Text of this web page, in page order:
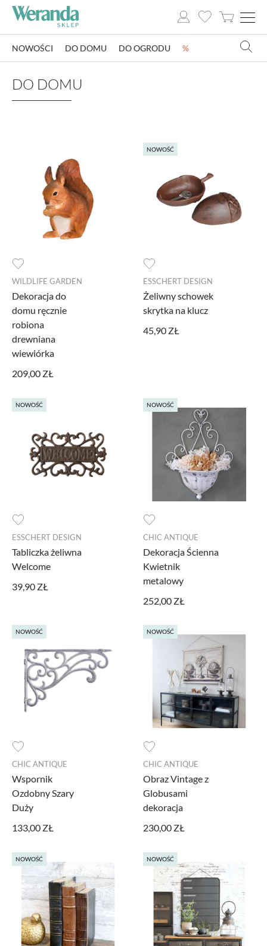
DO DOMU
OZDOBY ŚWIĄTECZNE
KSIĄŻKI
DLA DZIECI
POMYSŁ NA PREZENT
PROMOCJA
MARKI
NOWOŚCI DO DOMU DO OGRODU %
DO DOMU
WILDLIFE GARDEN
Dekoracja do
domu ręcznie
robiona
drewniana
wiewiórka
209,00 ZŁ
NOWOŚĆ
ESSCHERT DESIGN
Żeliwny schowek
skrytka na klucz
45,90 ZŁ
NOWOŚĆ
ESSCHERT DESIGN
Tabliczka żeliwna
Welcome
39,90 ZŁ
NOWOŚĆ
CHIC ANTIQUE
Dekoracja Ścienna
Kwietnik
metalowy
252,00 ZŁ
NOWOŚĆ
CHIC ANTIQUE
Wspornik
Ozdobny Szary
Duży
133,00 ZŁ
NOWOŚĆ
CHIC ANTIQUE
Obraz Vintage z
Globusami
dekoracja
230,00 ZŁ
NOWOŚĆ NOWOŚĆ